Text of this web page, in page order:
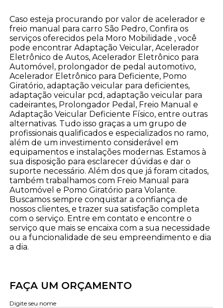
Caso esteja procurando por valor de acelerador e
freio manual para carro São Pedro, Confira os
serviços oferecidos pela Moro Mobilidade , você
pode encontrar Adaptação Veicular, Acelerador
Eletrônico de Autos, Acelerador Eletrônico para
Automóvel, prolongador de pedal automotivo,
Acelerador Eletrônico para Deficiente, Pomo
Giratório, adaptação veicular para deficientes,
adaptação veicular pcd, adaptação veicular para
cadeirantes, Prolongador Pedal, Freio Manual e
Adaptação Veicular Deficiente Físico, entre outras
alternativas. Tudo isso graças a um grupo de
profissionais qualificados e especializados no ramo,
além de um investimento considerável em
equipamentos e instalações modernas. Estamos à
sua disposição para esclarecer dúvidas e dar o
suporte necessário. Além dos que já foram citados,
também trabalhamos com Freio Manual para
Automóvel e Pomo Giratório para Volante.
Buscamos sempre conquistar a confiança de
nossos clientes, e trazer sua satisfação completa
com o serviço. Entre em contato e encontre o
serviço que mais se encaixa com a sua necessidade
ou a funcionalidade de seu empreendimento e dia
a dia.
FAÇA UM ORÇAMENTO
Digite seu nome